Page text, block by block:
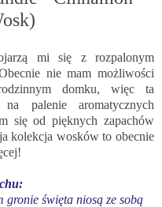
mi się z rozpalonym
nie mam możliwości
domku, więc ta
na palenie aromatycznych
się od pięknych zapachów
kolekcja wosków to obecnie
gronie święta niosą ze sobą